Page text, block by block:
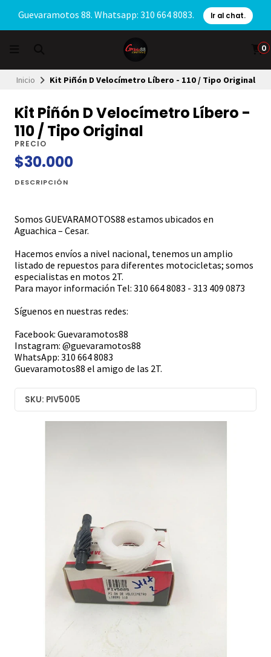
Guevaramotos 88. Whatsapp: 310 664 8083. Ir al chat.
0
Inicio Kit Piñón D Velocímetro Líbero - 110 / Tipo Original
Kit Piñón D Velocímetro Líbero -
110 / Tipo Original
PRECIO
$30.000
DESCRIPCIÓN
Somos GUEVARAMOTOS88 estamos ubicados en
Aguachica – Cesar.
Hacemos envíos a nivel nacional, tenemos un amplio
listado de repuestos para diferentes motocicletas; somos
especialistas en motos 2T.
Para mayor información Tel: 310 664 8083 - 313 409 0873
Síguenos en nuestras redes:
Facebook: Guevaramotos88
Instagram: @guevaramotos88
WhatsApp: 310 664 8083
Guevaramotos88 el amigo de las 2T.
SKU: PIV5005